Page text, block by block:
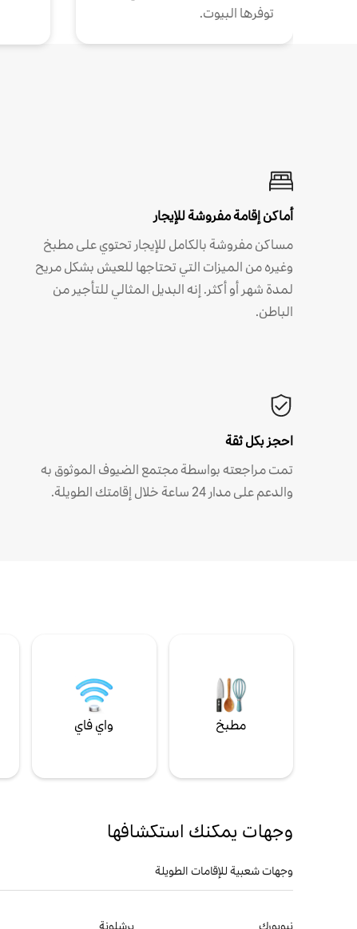
توفرها البيوت.
أماكن إقامة مفروشة للإيجار
مساكن مفروشة بالكامل للإيجار تحتوي على مطبخ
وغيره من الميزات التي تحتاجها للعيش بشكل مريح
لمدة شهر أو أكثر. إنه البديل المثالي للتأجير من
الباطن.
احجز بكل ثقة
تمت مراجعته بواسطة مجتمع الضيوف الموثوق به
والدعم على مدار 24 ساعة خلال إقامتك الطويلة.
مطبخ واي فاي
وجهات يمكنك استكشافها
وجهات شعبية للإقامات الطويلة
نيويورك برشلونة